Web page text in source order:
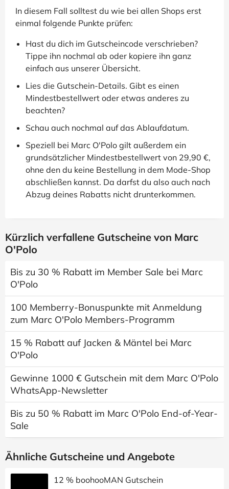
In diesem Fall solltest du wie bei allen Shops erst
einmal folgende Punkte prüfen:
Hast du dich im Gutscheincode verschrieben?
Tippe ihn nochmal ab oder kopiere ihn ganz
einfach aus unserer Übersicht.
Lies die Gutschein-Details. Gibt es einen
Mindestbestellwert oder etwas anderes zu
beachten?
Schau auch nochmal auf das Ablaufdatum.
Speziell bei Marc O'Polo gilt außerdem ein
grundsätzlicher Mindestbestellwert von 29,90 €,
ohne den du keine Bestellung in dem Mode-Shop
abschließen kannst. Da darfst du also auch nach
Abzug deines Rabatts nicht drunterkommen.
Kürzlich verfallene Gutscheine von Marc
O'Polo
Bis zu 30 % Rabatt im Member Sale bei Marc
O'Polo
100 Memberry-Bonuspunkte mit Anmeldung
zum Marc O'Polo Members-Programm
15 % Rabatt auf Jacken & Mäntel bei Marc
O'Polo
Gewinne 1000 € Gutschein mit dem Marc O'Polo
WhatsApp-Newsletter
Bis zu 50 % Rabatt im Marc O'Polo End-of-Year-
Sale
Ähnliche Gutscheine und Angebote
12 % boohooMAN Gutschein